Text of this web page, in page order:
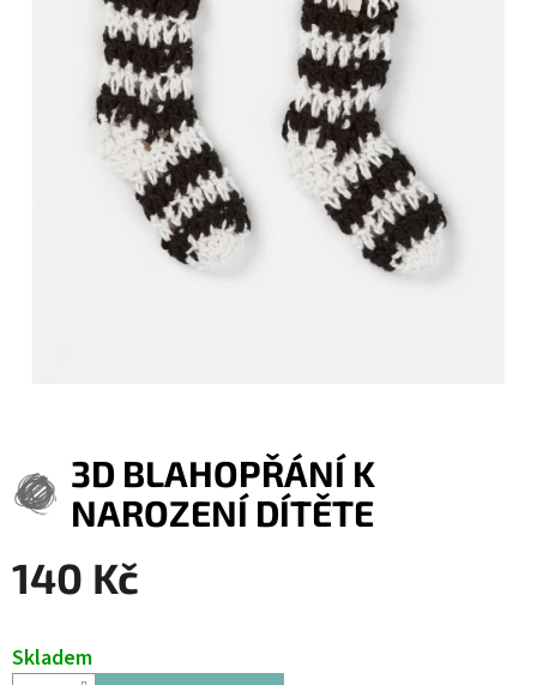
3D BLAHOPŘÁNÍ K
NAROZENÍ DÍTĚTE
140 Kč
Skladem